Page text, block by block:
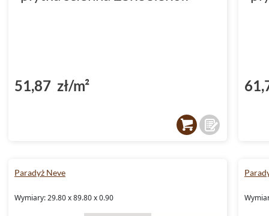
51,87 zł/m²
Paradyż Neve
Wymiary: 29.80 x 89.80 x 0.90